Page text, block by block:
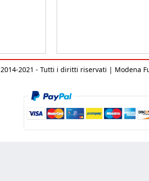
2021 - Tutti i diritti riservati | Modena